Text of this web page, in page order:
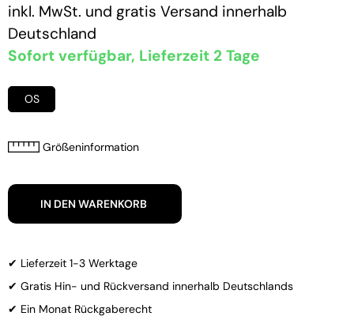
inkl. MwSt. und gratis Versand innerhalb
Deutschland
Sofort verfügbar, Lieferzeit 2 Tage
OS
Größeninformation
IN DEN WARENKORB
✔ Lieferzeit 1-3 Werktage
✔ Gratis Hin- und Rückversand innerhalb Deutschlands
✔ Ein Monat Rückgaberecht